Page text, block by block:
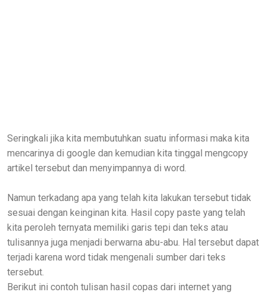
Seringkali jika kita membutuhkan suatu informasi maka kita
mencarinya di google dan kemudian kita tinggal mengcopy
artikel tersebut dan menyimpannya di word.
Namun terkadang apa yang telah kita lakukan tersebut tidak
sesuai dengan keinginan kita. Hasil copy paste yang telah
kita peroleh ternyata memiliki garis tepi dan teks atau
tulisannya juga menjadi berwarna abu-abu. Hal tersebut dapat
terjadi karena word tidak mengenali sumber dari teks
tersebut.
Berikut ini contoh tulisan hasil copas dari internet yang